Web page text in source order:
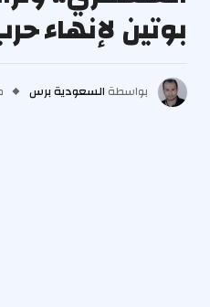
بوتين لإنهاء
بواسطة السعودية برس